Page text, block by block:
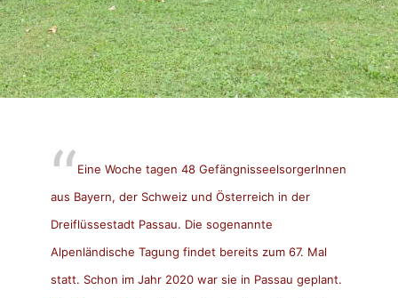
Eine Woche tagen 48 GefängnisseelsorgerInnen
aus Bayern, der Schweiz und Österreich in der
Dreiflüssestadt Passau. Die sogenannte
Alpenländische Tagung findet bereits zum 67. Mal
statt. Schon im Jahr 2020 war sie in Passau geplant.